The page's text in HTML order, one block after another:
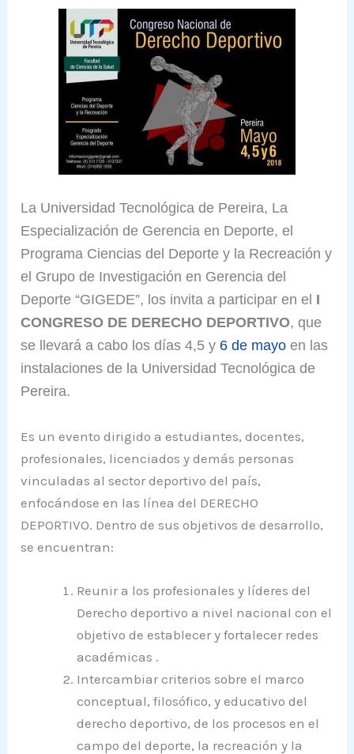
La Universidad Tecnológica de Pereira, La
Especialización de Gerencia en Deporte, el
Programa Ciencias del Deporte y la Recreación y
el Grupo de Investigación en Gerencia del
Deporte “GIGEDE”, los invita a participar en el I
CONGRESO DE DERECHO DEPORTIVO, que
se llevará a cabo los días 4,5 y 6 de mayo en las
instalaciones de la Universidad Tecnológica de
Pereira.
Es un evento dirigido a estudiantes, docentes,
profesionales, licenciados y demás personas
vinculadas al sector deportivo del país,
enfocándose en las línea del DERECHO
DEPORTIVO. Dentro de sus objetivos de desarrollo,
se encuentran:
Reunir a los profesionales y líderes del
Derecho deportivo a nivel nacional con el
objetivo de establecer y fortalecer redes
académicas .
Intercambiar criterios sobre el marco
conceptual, filosófico, y educativo del
derecho deportivo, de los procesos en el
campo del deporte, la recreación y la